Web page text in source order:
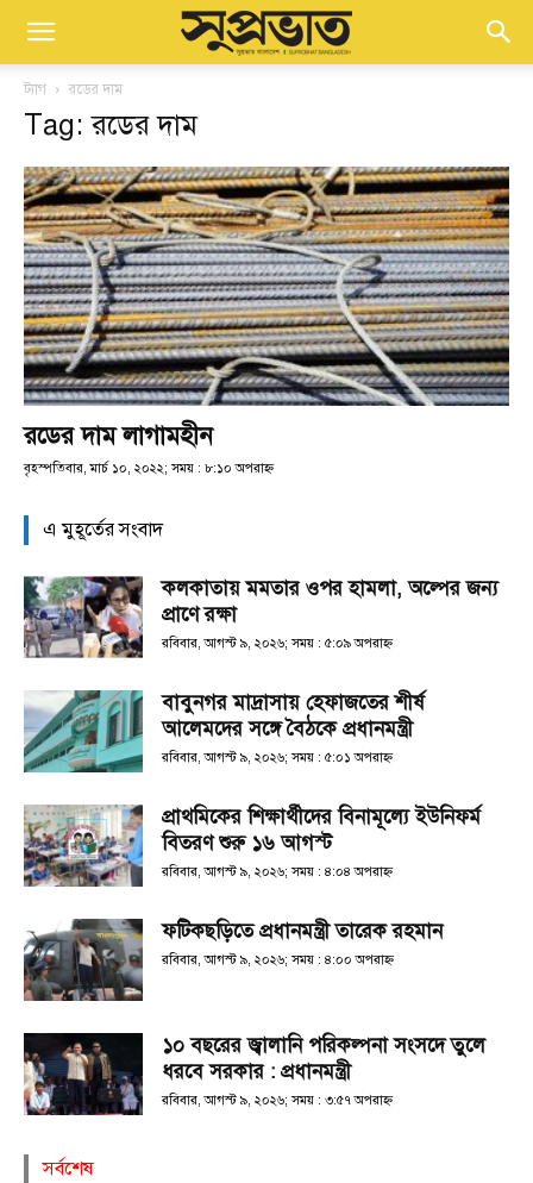
ট্যাগ রডের দাম
Tag: রডের দাম
রডের দাম লাগামহীন
বৃহস্পতিবার, মার্চ ১০, ২০২২; সময় : ৮:১০ অপরাহ্ণ
এ মুহূর্তের সংবাদ
কলকাতায় মমতার ওপর হামলা, অল্পের জন্য
প্রাণে রক্ষা
রবিবার, আগস্ট ৯, ২০২৬; সময় : ৫:০৯ অপরাহ্ণ
বাবুনগর মাদ্রাসায় হেফাজতের শীর্ষ
আলেমদের সঙ্গে বৈঠকে প্রধানমন্ত্রী
রবিবার, আগস্ট ৯, ২০২৬; সময় : ৫:০১ অপরাহ্ণ
প্রাথমিকের শিক্ষার্থীদের বিনামূল্যে ইউনিফর্ম
বিতরণ শুরু ১৬ আগস্ট
রবিবার, আগস্ট ৯, ২০২৬; সময় : ৪:০৪ অপরাহ্ণ
ফটিকছড়িতে প্রধানমন্ত্রী তারেক রহমান
রবিবার, আগস্ট ৯, ২০২৬; সময় : ৪:০০ অপরাহ্ণ
১০ বছরের জ্বালানি পরিকল্পনা সংসদে তুলে
ধরবে সরকার : প্রধানমন্ত্রী
রবিবার, আগস্ট ৯, ২০২৬; সময় : ৩:৫৭ অপরাহ্ণ
সর্বশেষ